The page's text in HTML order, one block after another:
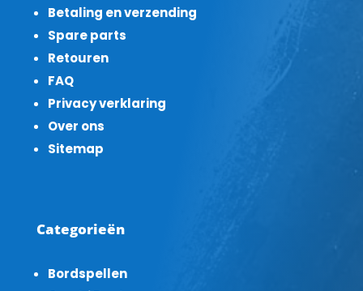
Betaling en verzending
Spare parts
Retouren
FAQ
Privacy verklaring
Over ons
Sitemap
Categorieën
Bordspellen